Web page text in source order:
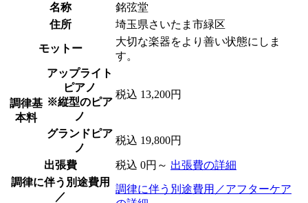
名称
銘弦堂
住所
埼玉県さいたま市緑区
モットー
大切な楽器をより善い状態にしま
す。
調律基
本料
アップライト
ピアノ
※縦型のピア
ノ
税込 13,200円
グランドピア
ノ
税込 19,800円
出張費 税込 0円～ 出張費の詳細
調律に伴う別途費用
／
調律に伴う別途費用／アフターケア